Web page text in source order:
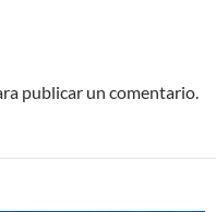
publicar un comentario.